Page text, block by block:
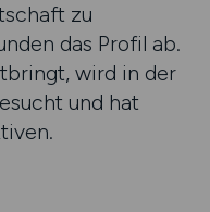
zu
das Profil ab.
wird in der
und hat